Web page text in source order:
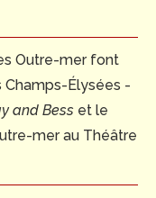
Outre-mer font
Champs-Élysées -
and Bess et le
mer au Théâtre